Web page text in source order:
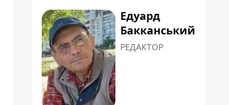
Едуард
Бакканський
РЕДАКТОР